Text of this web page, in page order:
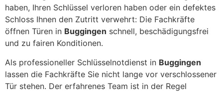
haben, Ihren Schlüssel verloren haben oder ein defektes
Schloss Ihnen den Zutritt verwehrt: Die Fachkräfte
öffnen Türen in Buggingen schnell, beschädigungsfrei
und zu fairen Konditionen.
Als professioneller Schlüsselnotdienst in Buggingen
lassen die Fachkräfte Sie nicht lange vor verschlossener
Tür stehen. Der erfahrenes Team ist in der Regel